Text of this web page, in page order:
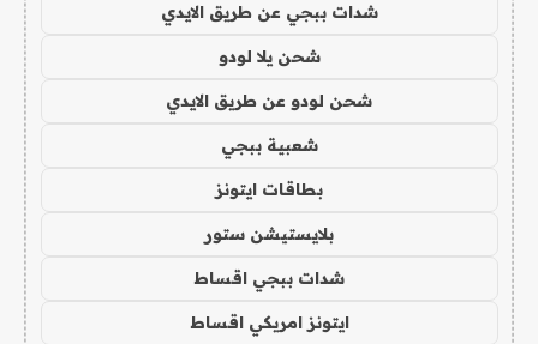
شدات ببجي عن طريق الايدي
شحن يلا لودو
شحن لودو عن طريق الايدي
شعبية ببجي
بطاقات ايتونز
بلايستيشن ستور
شدات ببجي اقساط
ايتونز امريكي اقساط